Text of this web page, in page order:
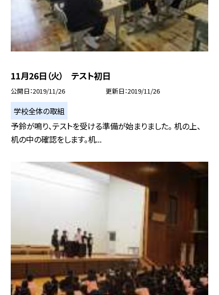
11月26日（火） テスト初日
公開日 2019/11/26 更新日 2019/11/26
学校全体の取組
予鈴が鳴り、テストを受ける準備が始まりました。 机の上、
机の中の確認をします。机...